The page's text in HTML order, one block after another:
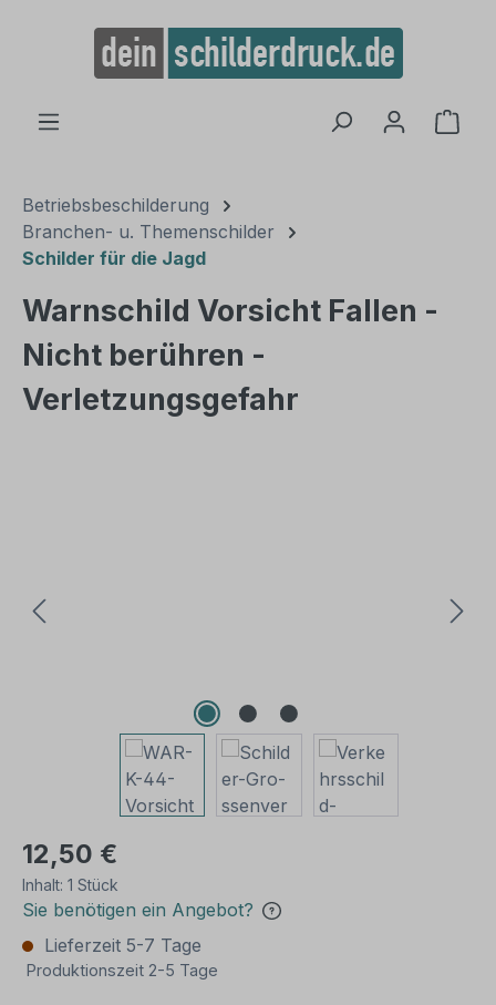
springen
Betriebsbeschilderung
Branchen- u. Themenschilder
Schilder für die Jagd
Warnschild Vorsicht Fallen -
Nicht berühren -
Verletzungsgefahr
12,50 €
Inhalt: 1 Stück
Sie benötigen ein Angebot?
Lieferzeit 5-7 Tage
Produktionszeit 2-5 Tage